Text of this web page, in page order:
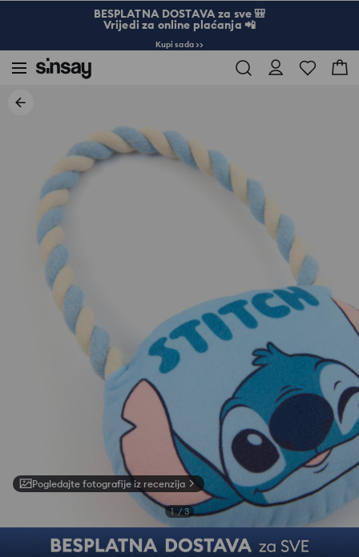
BESPLATNA DOSTAVA za sve 🎒
Vrijedi za online plaćanja 📲
Kupi sada >>
Pogledajte fotografije iz recenzija
1 /3